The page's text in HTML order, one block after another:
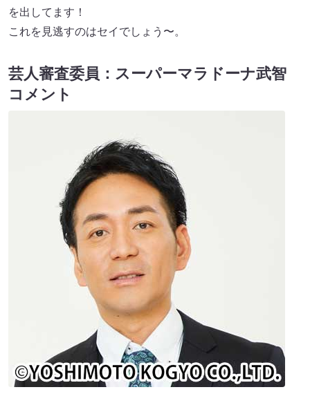
を出してます！
これを見逃すのはセイでしょう〜。
芸人審査委員：スーパーマラドーナ武智
コメント